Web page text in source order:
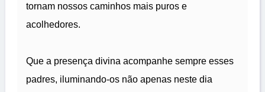
tornam nossos caminhos mais puros e
acolhedores.
Que a presença divina acompanhe sempre esses
padres, iluminando-os não apenas neste dia